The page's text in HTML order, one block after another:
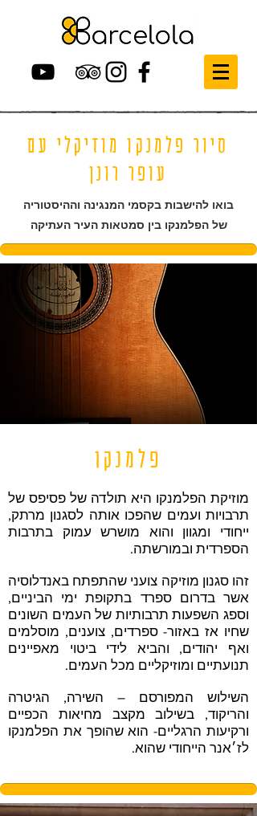
סיור פלמנקו מוזיקלי עם
עופר רונן
בואו להישבות בקסמי המנגינה וההיסטוריה
של הפלמנקו בין סמטאות העיר העתיקה
פלמנקו
מוזיקת הפלמנקו היא תולדה של פסיפס של
תרבויות ועמים שהפכו אותה לסגנון מרתק,
ייחודי ומגוון והוא מושרש עמוק בתרבות
הספרדית ובמורשתה.
זהו סגנון מוזיקה צועני שהתפתח באנדלוסיה
אשר בדרום ספרד בתקופת ימי הביניים,
וספג השפעות תרבותיות של העמים השונים
שחיו אז באזור- ספרדים, צוענים, מוסלמים
ואף יהודים, והביא לידי ביטוי מאפיינים
תנועתיים ומוזיקליים מכל העמים.
השילוש המפורסם – השירה, הגיטרה
והריקוד, בשילוב מקצב מחיאות הכפיים
ורקיעות הרגליים- הוא שהופך את הפלמנקו
לז׳אנר הייחודי שהוא.